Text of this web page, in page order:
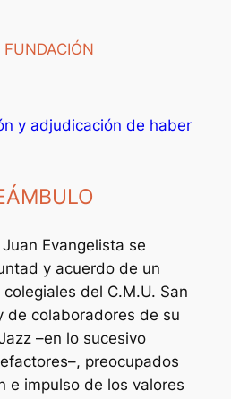
y adjudicación de haber
Evangelista se
y acuerdo de un
del C.M.U. San
de colaboradores de su
–en lo sucesivo
preocupados
e impulso de los valores